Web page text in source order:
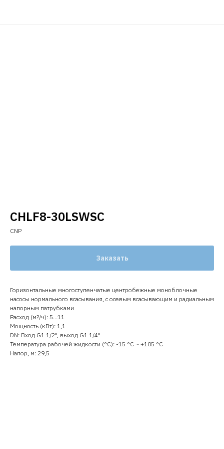
CHLF8-30LSWSC
CNP
Заказать
Горизонтальные многоступенчатые центробежные моноблочные
насосы нормального всасывания, с осевым всасывающим и радиальным
напорным патрубками
Расход (м?/ч): 5…11
Мощность (кВт): 1,1
DN: Вход G1 1/2", выход G1 1/4"
Температура рабочей жидкости (°C): -15 °С ~ +105 °С
Напор, м: 29,5